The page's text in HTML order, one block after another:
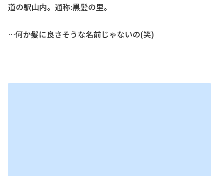
道の駅山内。通称:黒髪の里。
…何か髪に良さそうな名前じゃないの(笑)